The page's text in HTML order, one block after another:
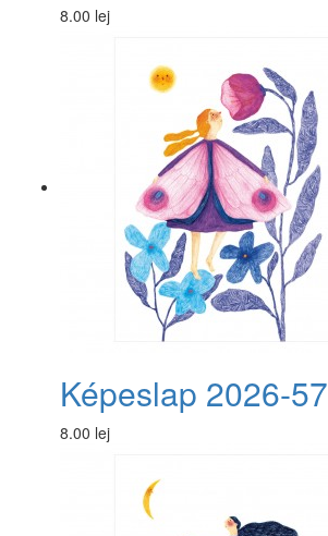
8.00 lej
Képeslap 2026-57
8.00 lej